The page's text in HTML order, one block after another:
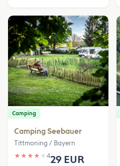
Camping
Camping Seebauer
Tittmoning / Bayern
★ ★ ★ ★ ★ 429 EUR